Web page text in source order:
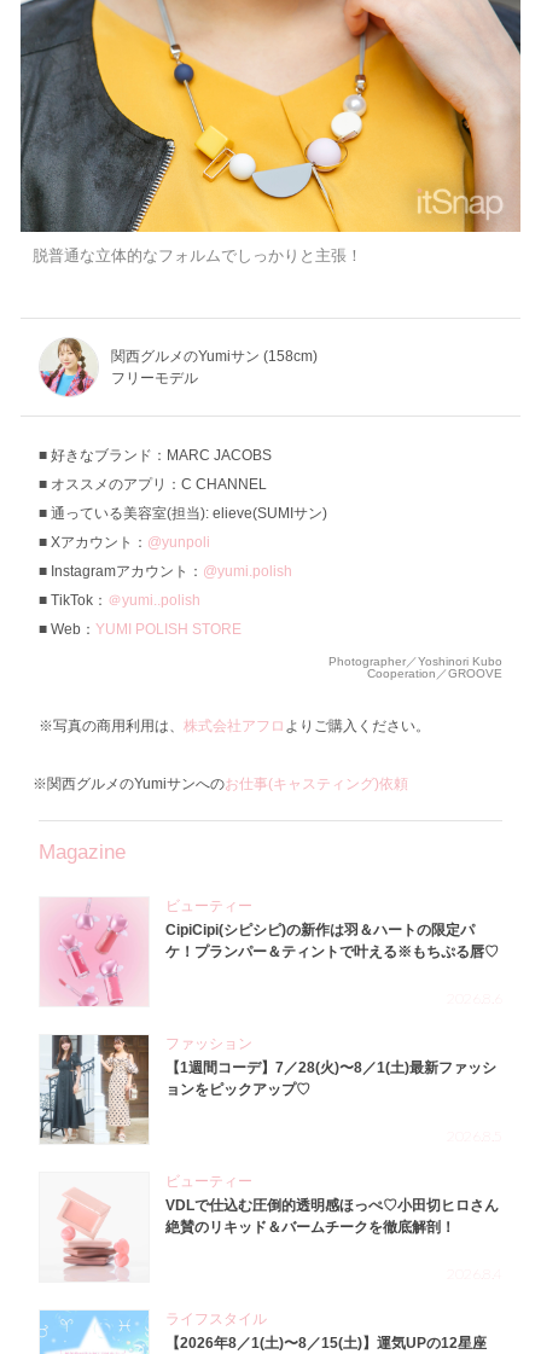
脱普通な立体的なフォルムでしっかりと主張！
関西グルメのYumiサン (158cm)
フリーモデル
好きなブランド：MARC JACOBS
オススメのアプリ：C CHANNEL
通っている美容室(担当): elieve(SUMIサン)
Xアカウント： @yunpoli
Instagramアカウント： @yumi.polish
TikTok： ＠yumi..polish
Web： YUMI POLISH STORE
Photographer／Yoshinori Kubo
Cooperation／GROOVE
※写真の商用利用は、 株式会社アフロ よりご購入ください。
※関西グルメのYumiサンへのお仕事(キャスティング)依頼
Magazine
ビューティー
CipiCipi(シピシピ)の新作は羽＆ハートの限定パ
ケ！プランパー＆ティントで叶える※もちぷる唇♡
ファッション
【1週間コーデ】7／28(火)〜8／1(土)最新ファッシ
ョンをピックアップ♡
ビューティー
VDLで仕込む圧倒的透明感ほっぺ♡小田切ヒロさん
絶賛のリキッド＆バームチークを徹底解剖！
ライフスタイル
【2026年8／1(土)〜8／15(土)】運気UPの12星座